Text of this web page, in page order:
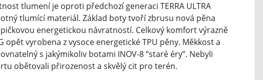
tlumení je oproti předchozí generaci TERRA ULTRA
tlumící materiál. Základ boty tvoří zbrusu nová pěna
energetickou návratností. Celkový komfort výrazně
opět vyrobena z vysoce energetické TPU pěny. Měkkost a
s jakýmikoliv botami INOV-8 “staré éry”. Nebyli
obětovali přirozenost a skvělý cit pro terén.